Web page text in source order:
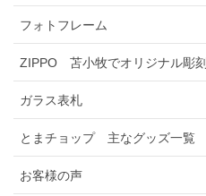
フォトフレーム
ZIPPO 苫小牧でオリジナル彫刻
ガラス表札
とまチョップ 主なグッズ一覧
お客様の声